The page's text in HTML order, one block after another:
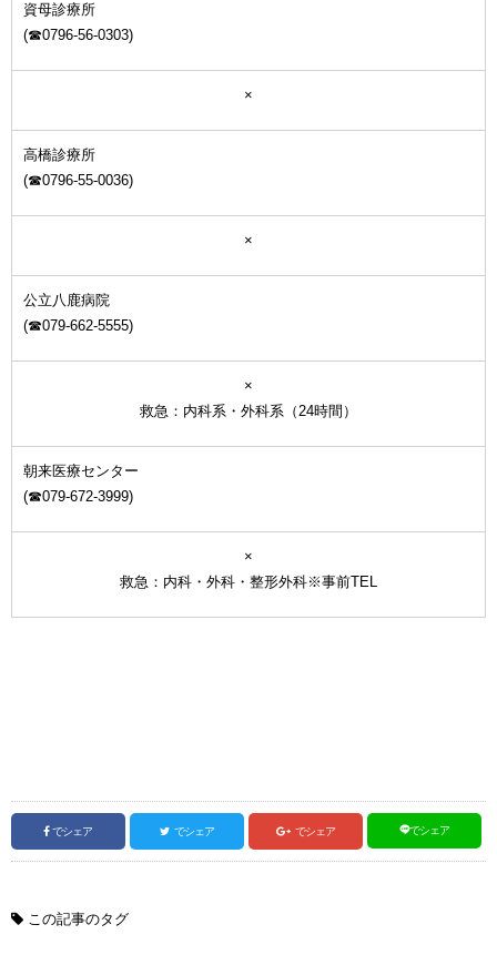
資母診療所
(☎0796-56-0303)
×
高橋診療所
(☎0796-55-0036)
×
公立八鹿病院
(☎079-662-5555)
×
救急：内科系・外科系（24時間）
朝来医療センター
(☎079-672-3999)
×
救急：内科・外科・整形外科※事前TEL
でシェア でシェア でシェア でシェア
この記事のタグ